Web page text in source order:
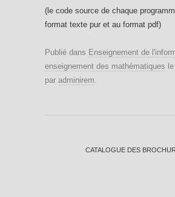
(le code source de chaque
format texte pur et au format pdf)
Publié dans Enseignement de
enseignement des mathématiques le
par adminirem.
CATALOGUE DES